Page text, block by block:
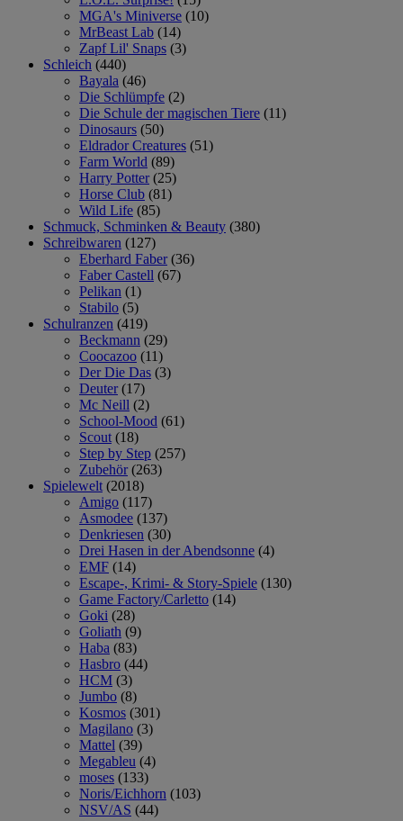
MGA's Miniverse (10)
MrBeast Lab (14)
Zapf Lil' Snaps (3)
Schleich (440)
Bayala (46)
Die Schlümpfe (2)
Die Schule der magischen Tiere (11)
Dinosaurs (50)
Eldrador Creatures (51)
Farm World (89)
Harry Potter (25)
Horse Club (81)
Wild Life (85)
Schmuck, Schminken & Beauty (380)
Schreibwaren (127)
Eberhard Faber (36)
Faber Castell (67)
Pelikan (1)
Stabilo (5)
Schulranzen (419)
Beckmann (29)
Coocazoo (11)
Der Die Das (3)
Deuter (17)
Mc Neill (2)
School-Mood (61)
Scout (18)
Step by Step (257)
Zubehör (263)
Spielewelt (2018)
Amigo (117)
Asmodee (137)
Denkriesen (30)
Drei Hasen in der Abendsonne (4)
EMF (14)
Escape-, Krimi- & Story-Spiele (130)
Game Factory/Carletto (14)
Goki (28)
Goliath (9)
Haba (83)
Hasbro (44)
HCM (3)
Jumbo (8)
Kosmos (301)
Magilano (3)
Mattel (39)
Megableu (4)
moses (133)
Noris/Eichhorn (103)
NSV/AS (44)